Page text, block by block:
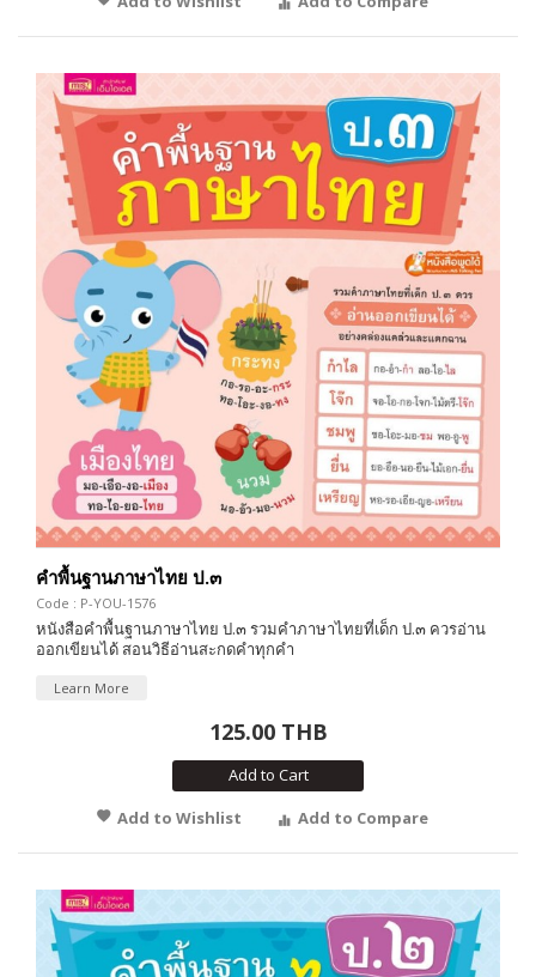
คำพื้นฐานภาษาไทย ป.๓
Code : P-YOU-1576
หนังสือคำพื้นฐานภาษาไทย ป.๓ รวมคำภาษาไทยที่เด็ก ป.๓ ควรอ่าน
ออกเขียนได้ สอนวิธีอ่านสะกดคำทุกคำ
Learn More
125.00 THB
Add to Cart
Add to Wishlist
Add to Compare